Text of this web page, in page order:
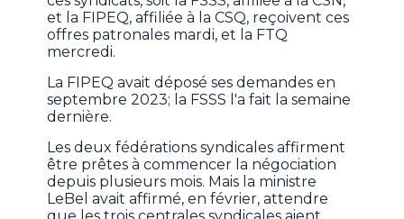
et la FIPEQ, affiliée à la CSQ, reçoivent ces
offres patronales mardi, et la FTQ
mercredi.
La FIPEQ avait déposé ses demandes en
septembre 2023; la FSSS l'a fait la semaine
dernière.
Les deux fédérations syndicales affirment
être prêtes à commencer la négociation
depuis plusieurs mois. Mais la ministre
LeBel avait affirmé, en février, attendre